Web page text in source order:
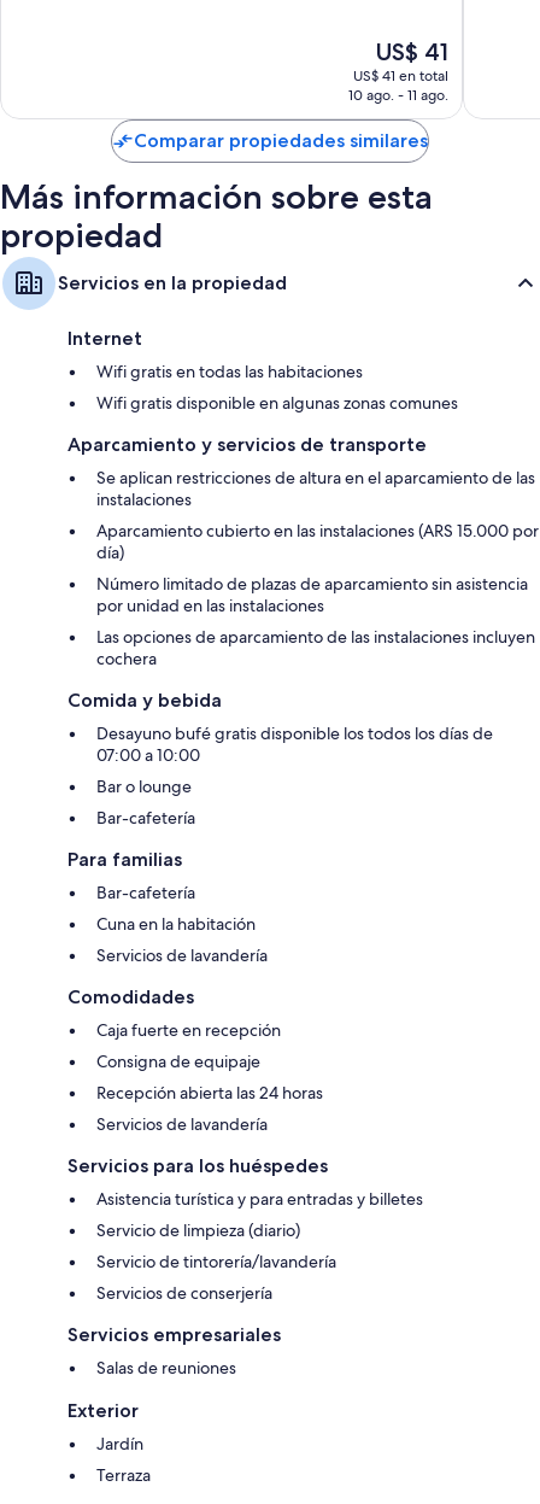
El
precio
actual
de
US$ 41
US$ 41
US$ 41 en total
10 ago. - 11 ago.
Comparar propiedades similares
Más información sobre esta
propiedad
Servicios en la propiedad
Internet
Wifi gratis en todas las habitaciones
Wifi gratis disponible en algunas zonas comunes
Aparcamiento y servicios de transporte
Se aplican restricciones de altura en el aparcamiento de las
instalaciones
Aparcamiento cubierto en las instalaciones (ARS 15.000 por
día)
Número limitado de plazas de aparcamiento sin asistencia
por unidad en las instalaciones
Las opciones de aparcamiento de las instalaciones incluyen
cochera
Comida y bebida
Desayuno bufé gratis disponible los todos los días de
07:00 a 10:00
Bar o lounge
Bar-cafetería
Para familias
Bar-cafetería
Cuna en la habitación
Servicios de lavandería
Comodidades
Caja fuerte en recepción
Consigna de equipaje
Recepción abierta las 24 horas
Servicios de lavandería
Servicios para los huéspedes
Asistencia turística y para entradas y billetes
Servicio de limpieza (diario)
Servicio de tintorería/lavandería
Servicios de conserjería
Servicios empresariales
Salas de reuniones
Exterior
Jardín
Terraza